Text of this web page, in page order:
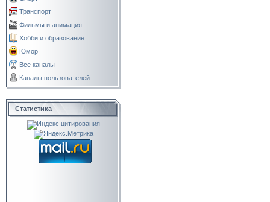
Транспорт
Фильмы и анимация
Хобби и образование
Юмор
Все каналы
Каналы пользователей
Статистика